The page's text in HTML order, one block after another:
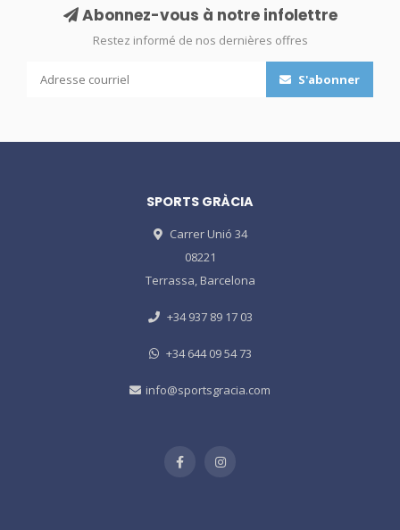
Abonnez-vous à notre infolettre
Restez informé de nos dernières offres
S'abonner
SPORTS GRÀCIA
Carrer Unió 34
08221
Terrassa, Barcelona
+34 937 89 17 03
+34 644 09 54 73
info@sportsgracia.com